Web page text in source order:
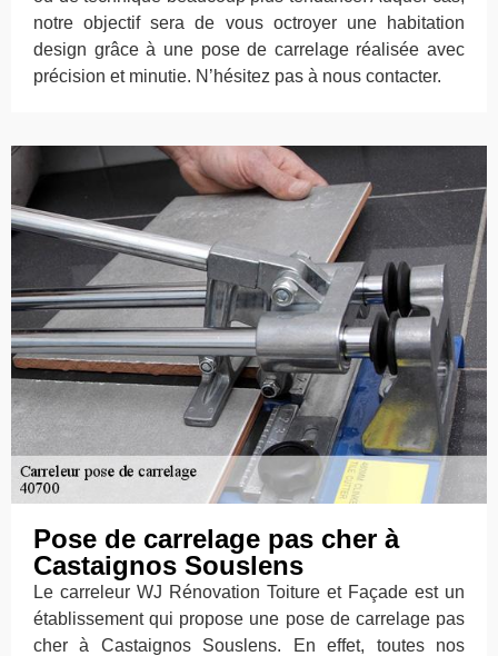
notre objectif sera de vous octroyer une habitation
design grâce à une pose de carrelage réalisée avec
précision et minutie. N’hésitez pas à nous contacter.
Pose de carrelage pas cher à
Castaignos Souslens
Le carreleur WJ Rénovation Toiture et Façade est un
établissement qui propose une pose de carrelage pas
cher à Castaignos Souslens. En effet, toutes nos